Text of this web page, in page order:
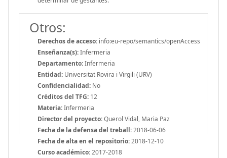
Otros:
Derechos de acceso: info:eu-repo/semantics/openAccess
Enseñanza(s):Infermeria
Departamento:Infermeria
Entidad: Universitat Rovira i Virgili (URV)
Confidencialidad: No
Créditos del TFG: 12
Materia:Infermeria
Director del proyecto:Querol Vidal, Maria Paz
Fecha de la defensa del treball:2018-06-06
Fecha de alta en el repositorio:2018-12-10
Curso académico:2017-2018